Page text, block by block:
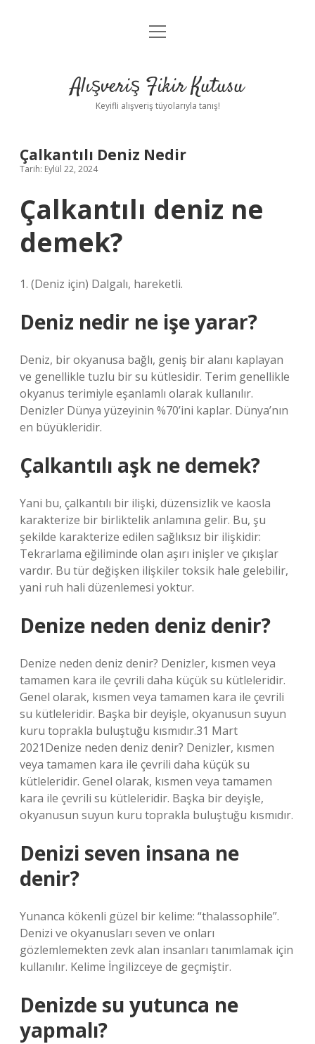
Anasayfa
Yasal Uyarı
menüyü
Alışveriş Fikir Kutusu
Keyifli alışveriş tüyolarıyla tanış!
Çalkantılı Deniz Nedir
Tarih: Eylül 22, 2024
Çalkantılı deniz ne
demek?
1. (Deniz için) Dalgalı, hareketli.
Deniz nedir ne işe yarar?
Deniz, bir okyanusa bağlı, geniş bir alanı kaplayan
ve genellikle tuzlu bir su kütlesidir. Terim genellikle
okyanus terimiyle eşanlamlı olarak kullanılır.
Denizler Dünya yüzeyinin %70’ini kaplar. Dünya’nın
en büyükleridir.
Çalkantılı aşk ne demek?
Yani bu, çalkantılı bir ilişki, düzensizlik ve kaosla
karakterize bir birliktelik anlamına gelir. Bu, şu
şekilde karakterize edilen sağlıksız bir ilişkidir:
Tekrarlama eğiliminde olan aşırı inişler ve çıkışlar
vardır. Bu tür değişken ilişkiler toksik hale gelebilir,
yani ruh hali düzenlemesi yoktur.
Denize neden deniz denir?
Denize neden deniz denir? Denizler, kısmen veya
tamamen kara ile çevrili daha küçük su kütleleridir.
Genel olarak, kısmen veya tamamen kara ile çevrili
su kütleleridir. Başka bir deyişle, okyanusun suyun
kuru toprakla buluştuğu kısmıdır.31 Mart
2021Denize neden deniz denir? Denizler, kısmen
veya tamamen kara ile çevrili daha küçük su
kütleleridir. Genel olarak, kısmen veya tamamen
kara ile çevrili su kütleleridir. Başka bir deyişle,
okyanusun suyun kuru toprakla buluştuğu kısmıdır.
Denizi seven insana ne
denir?
Yunanca kökenli güzel bir kelime: “thalassophile”.
Denizi ve okyanusları seven ve onları
gözlemlemekten zevk alan insanları tanımlamak için
kullanılır. Kelime İngilizceye de geçmiştir.
Denizde su yutunca ne
yapmalı?